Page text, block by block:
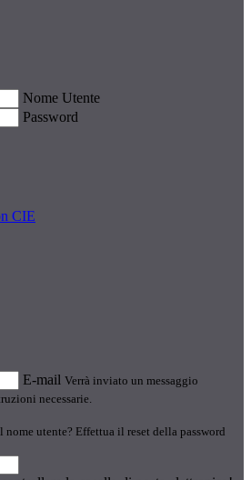
Nome Utente
Password
CIE
E-mail Verrà inviato un messaggio
necessarie.
nome utente? Effettua il reset della password